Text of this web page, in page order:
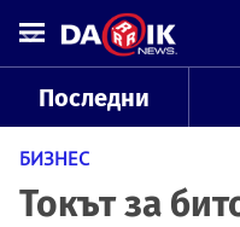
Последни
БИЗНЕС
Токът за